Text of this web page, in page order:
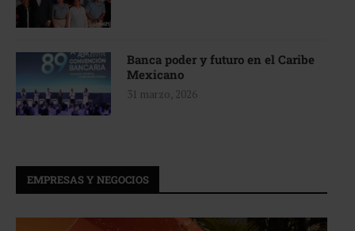
Banca poder y futuro en el Caribe
Mexicano
31 marzo, 2026
EMPRESAS Y NEGOCIOS